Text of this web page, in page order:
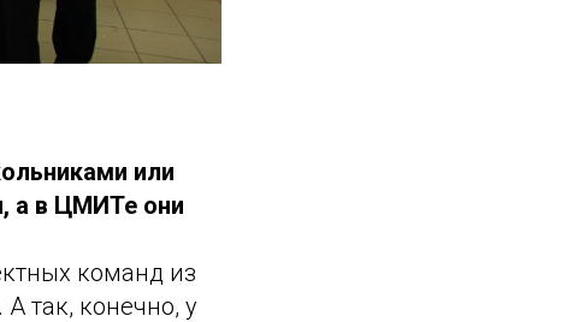
или
а в ЦМИТе они
команд из
так, конечно, у